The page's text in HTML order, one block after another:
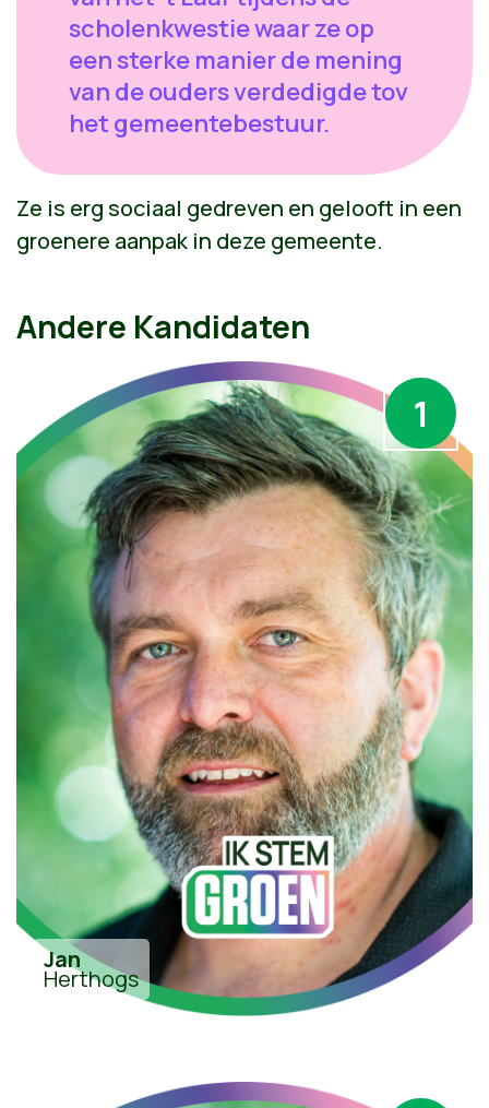
scholenkwestie waar ze op
een sterke manier de mening
van de ouders verdedigde tov
het gemeentebestuur.
Ze is erg sociaal gedreven en gelooft in een
groenere aanpak in deze gemeente.
Andere Kandidaten
1
Jan
Herthogs